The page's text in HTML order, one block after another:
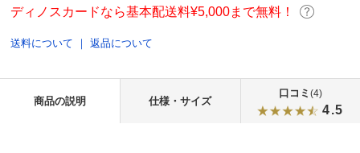
ディノスカードなら基本配送料¥5,000まで無料！
送料について ｜返品について
商品の説明 仕様・サイズ
口コミ (4)
4.5